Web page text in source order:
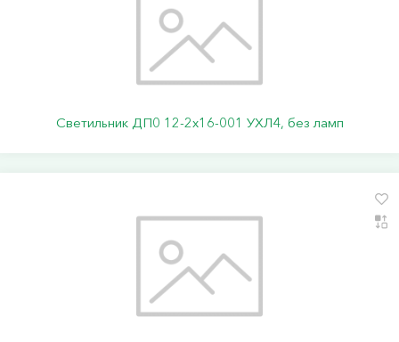
Светильник ДП0 12-2х16-001 УХЛ4, без ламп